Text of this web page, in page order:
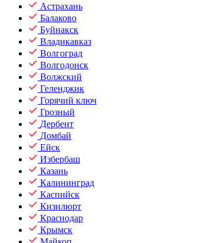
Астрахань
Балаково
Буйнакск
Владикавказ
Волгоград
Волгодонск
Волжский
Геленджик
Горячий ключ
Грозный
Дербент
Домбай
Ейск
Избербаш
Казань
Калининград
Каспийск
Кизилюрт
Краснодар
Крымск